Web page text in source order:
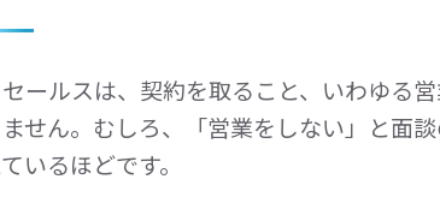
ールスは、契約を取ること、いわゆる
せん。むしろ、「営業をしない」と面
いるほどです。